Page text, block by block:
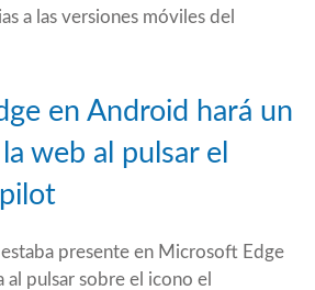
a las versiones móviles del
en Android hará un
web al pulsar el
presente en Microsoft Edge
al pulsar sobre el icono el